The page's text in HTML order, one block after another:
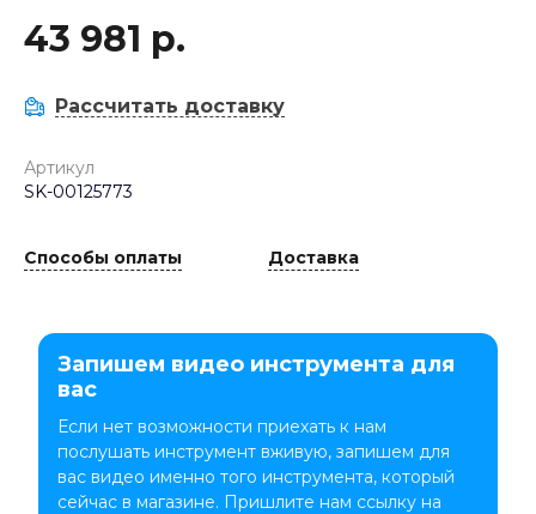
43 981 р.
Рассчитать доставку
Артикул
SK-00125773
Способы оплаты Доставка
Запишем видео инструмента для
вас
Если нет возможности приехать к нам
послушать инструмент вживую, запишем для
вас видео именно того инструмента, который
сейчас в магазине. Пришлите нам ссылку на